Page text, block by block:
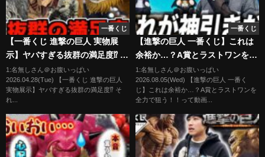
一番くじ
【一番くじ 進撃の巨人 実物展
示】ヤバすぎる抜群の満足度⁉︎ そ
れぞれの決意 鎧の巨人 顎の巨人
リヴァイ 終尾の巨人 ラストワン
賞
1:名無しさん＠お腹いっぱい
2026.04.28(Tue) 【一番くじ 進撃の巨人
実物展示】ヤバすぎる抜群の満足度⁉︎ そ
れ...
一番くじ
【進撃の巨人 一番くじ】これは
余裕か…？A賞とラストワンを全
力で狙う！！
1:名無しさん＠お腹いっぱい
2026.08.05(Wed) 【進撃の巨人 一番く
じ】これは余裕か…？A賞とラストワンを
全力で狙う！！って動画...